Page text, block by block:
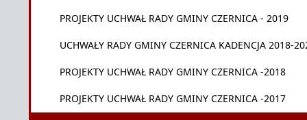
PROJEKTY UCHWAŁ RADY GMINY CZERNICA - 2019
UCHWAŁY RADY GMINY CZERNICA KADENCJA 2018-
PROJEKTY UCHWAŁ RADY GMINY CZERNICA -2018
PROJEKTY UCHWAŁ RADY GMINY CZERNICA -2017